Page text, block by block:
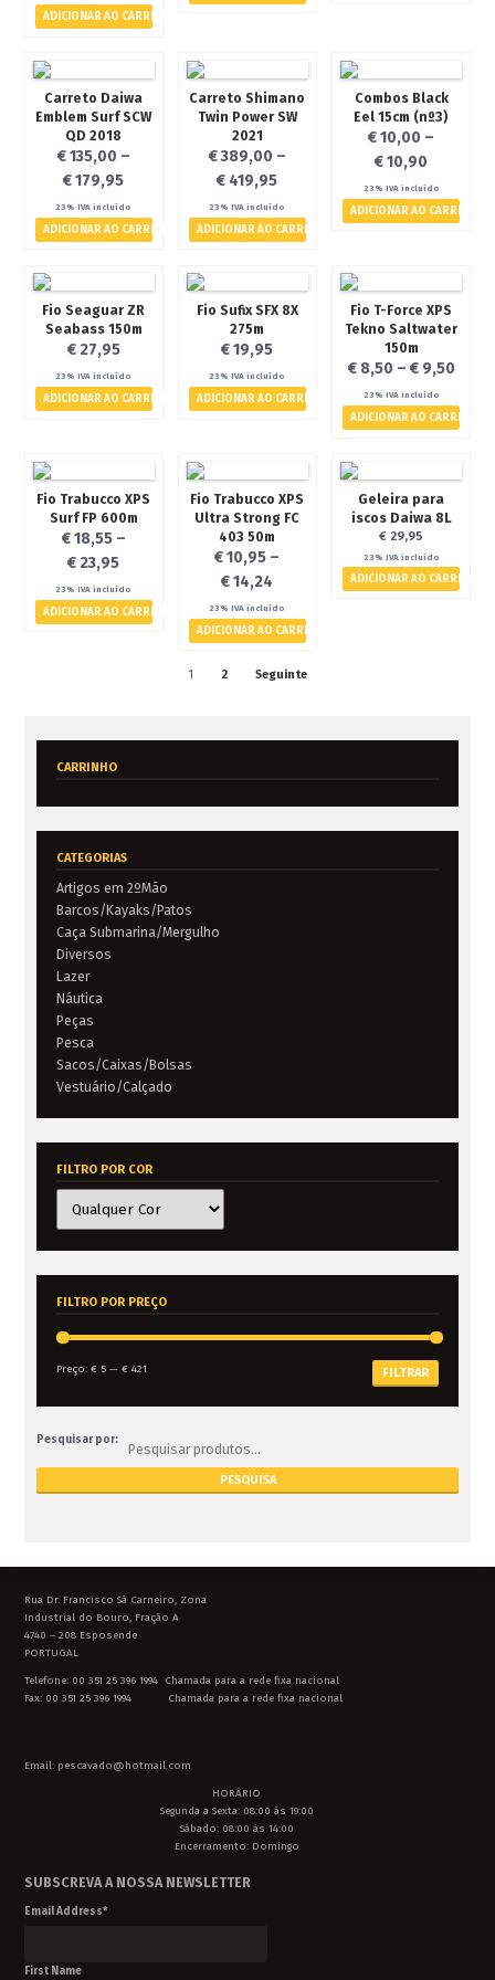
ADICIONAR AO CARRINHO
Carreto Daiwa
Emblem Surf SCW
QD 2018
€135,00 –
€179,95
23% IVA incluído
ADICIONAR AO CARRINHO
Carreto Shimano
Twin Power SW
2021
€389,00 –
€ 419,95
23% IVA incluído
ADICIONAR AO CARRINHO
Combos Black
Eel 15cm (nº3)
€10,00 –
€10,90
23% IVA incluído
ADICIONAR AO CARRINHO
Fio Seaguar ZR
Seabass 150m
€27,95
23% IVA incluído
ADICIONAR AO CARRINHO
Fio Sufix SFX 8X
275m
€19,95
23% IVA incluído
ADICIONAR AO CARRINHO
Fio T-Force XPS
Tekno Saltwater
150m
€8,50 – €9,50
23% IVA incluído
ADICIONAR AO CARRINHO
Fio Trabucco XPS
Surf FP 600m
€18,55–
€ 23,95
23% IVA incluído
ADICIONAR AO CARRINHO
Fio Trabucco XPS
Ultra Strong FC
403 50m
€10,95 –
€14,24
23% IVA incluído
ADICIONAR AO CARRINHO
Geleira para
iscos Daiwa 8L
€ 29,95
23% IVA incluído
ADICIONAR AO CARRINHO
1 2 Seguinte
CARRINHO
CATEGORIAS
Artigos em 2ºMão
Barcos/Kayaks/Patos
Caça Submarina/Mergulho
Diversos
Lazer
Náutica
Peças
Pesca
Sacos/Caixas/Bolsas
Vestuário/Calçado
FILTRO POR COR
FILTRO POR PREÇO
FILTRAR
Preço:€ 5 —€ 421
Pesquisar por:
Rua Dr. Francisco Sá Carneiro, Zona
Industrial do Bouro, Fração A
4740 – 208 Esposende
PORTUGAL
Telefone: 00 351 25 396 1994 Chamada para a rede fixa nacional
Fax: 00 351 25 396 1994 Chamada para a rede fixa nacional
Email: pescavado@hotmail.com
HORÁRIO
Segunda a Sexta: 08:00 às 19:00
Sábado: 08:00 às 14:00
Encerramento: Domingo
SUBSCREVA A NOSSA NEWSLETTER
Email Address*
First Name
- Canas
A Pescávado
Contactos
Termos e Condições
Politica de Privacidade
Galeria de Imagens
Notícias
Eventos
€ 0,00 0 artigos